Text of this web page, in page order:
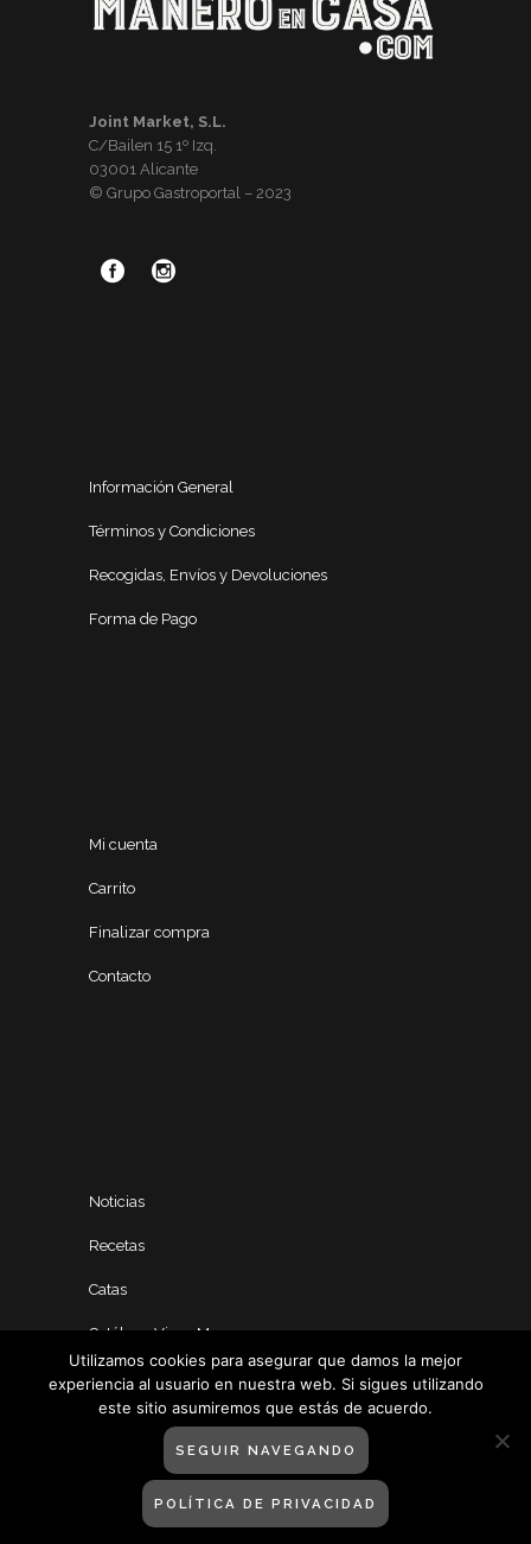
Joint Market, S.L.
C/Bailen 15 1º Izq.
03001 Alicante
© Grupo Gastroportal – 2023
Información General
Términos y Condiciones
Recogidas, Envíos y Devoluciones
Forma de Pago
Mi cuenta
Carrito
Finalizar compra
Contacto
Noticias
Recetas
Catas
Catálogo Vinos Manero
Utilizamos cookies para asegurar que damos la mejor
experiencia al usuario en nuestra web. Si sigues utilizando
este sitio asumiremos que estás de acuerdo.
SEGUIR NAVEGANDO
POLÍTICA DE PRIVACIDAD